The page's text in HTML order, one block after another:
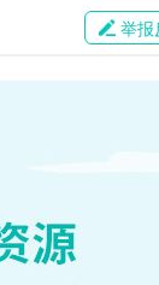
举报